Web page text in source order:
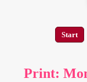
Start
Print: